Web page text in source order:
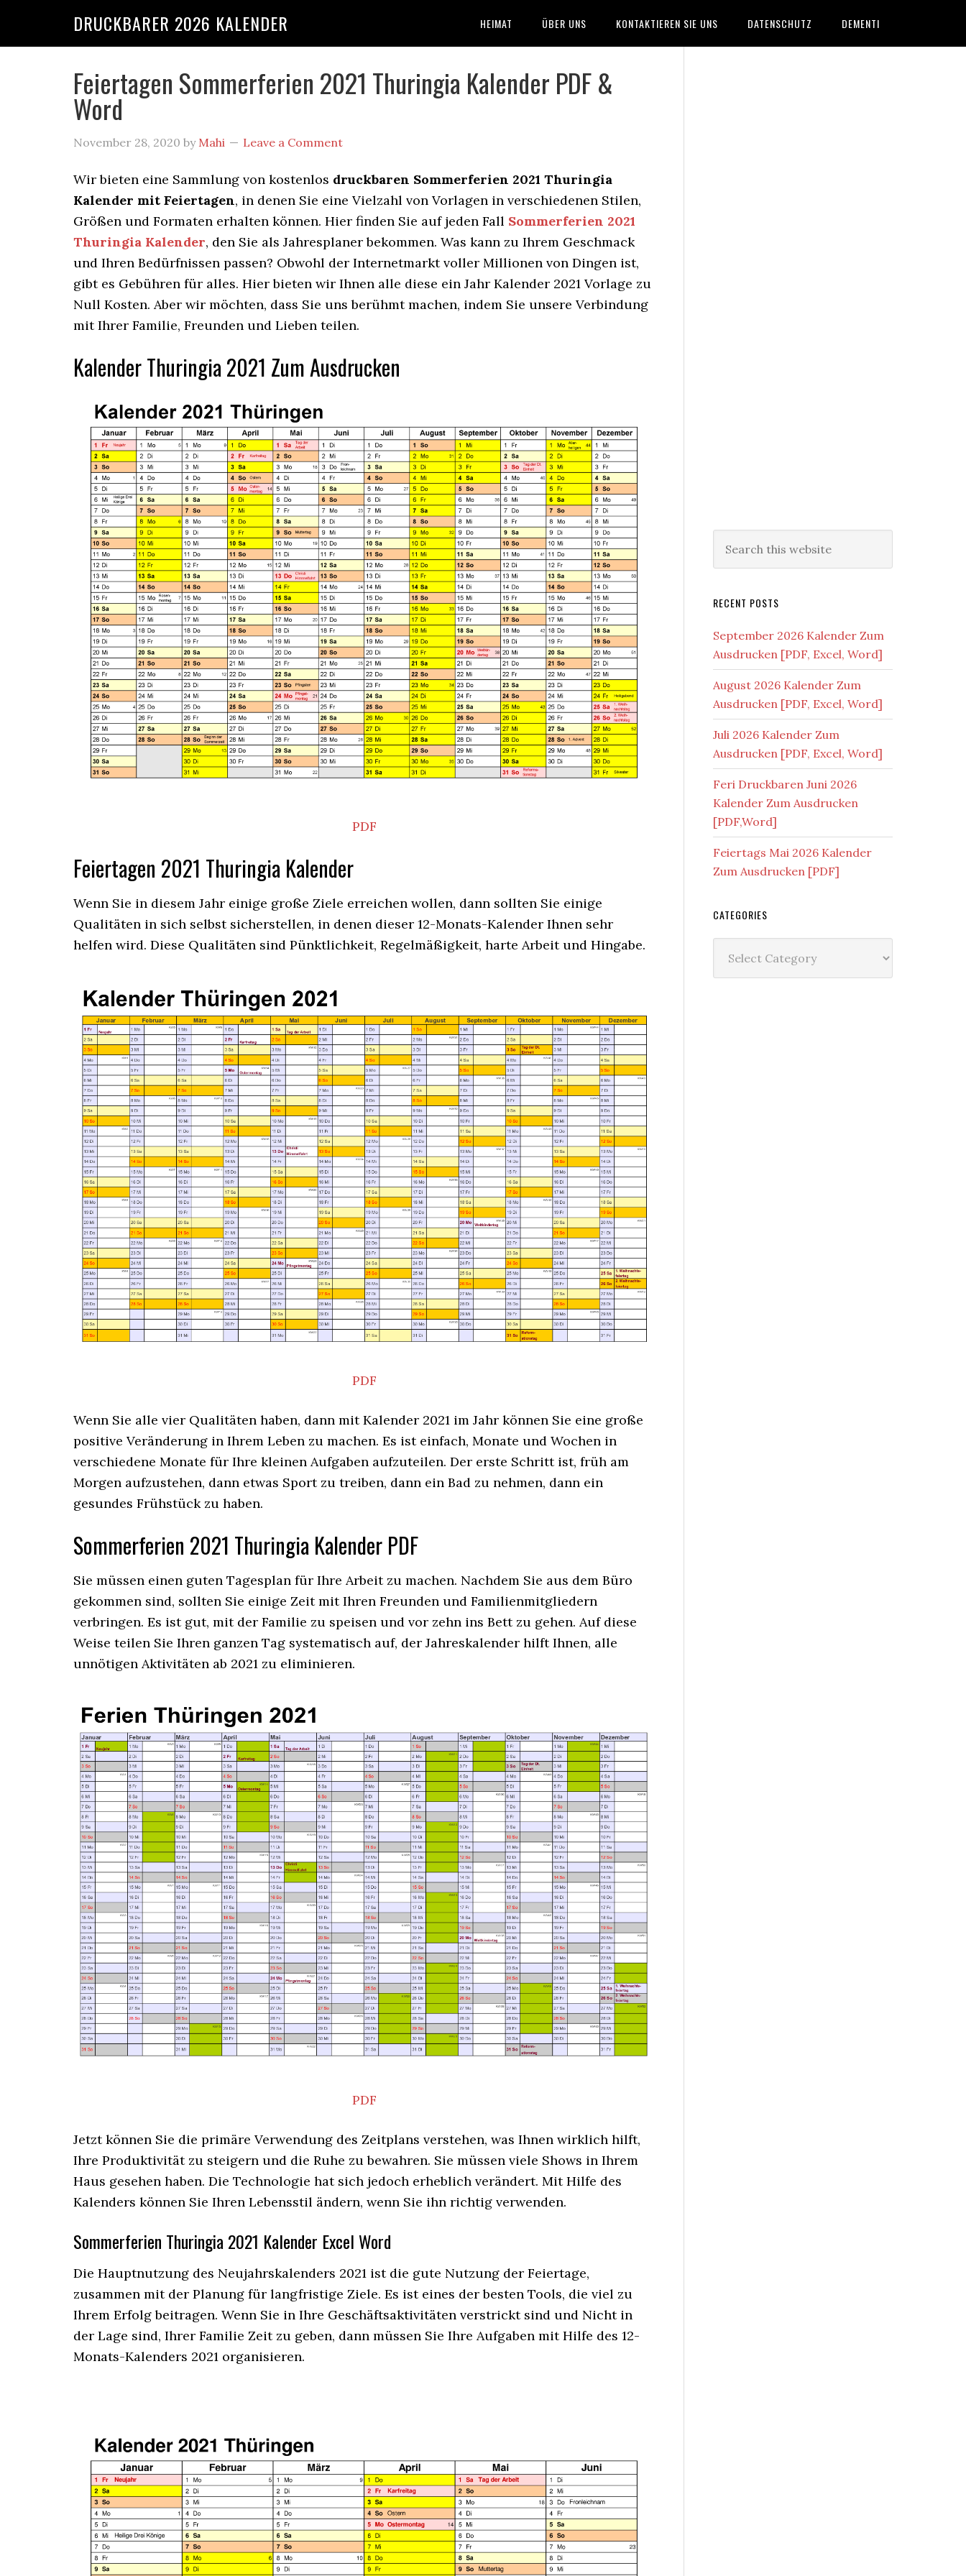
DRUCKBARER 2026 KALENDER HEIMAT ÜBER UNS KONTAKTIEREN SIE UNS DATENSCHUTZ DEMENTI
Feiertagen Sommerferien 2021 Thuringia Kalender PDF &
Word
November 28, 2020 by Mahi Leave a Comment
Wir bieten eine Sammlung von kostenlos druckbaren Sommerferien 2021 Thuringia
Kalender mit Feiertagen, in denen Sie eine Vielzahl von Vorlagen in verschiedenen Stilen,
Größen und Formaten erhalten können. Hier finden Sie auf jeden Fall Sommerferien 2021
Thuringia Kalender, den Sie als Jahresplaner bekommen. Was kann zu Ihrem Geschmack
und Ihren Bedürfnissen passen? Obwohl der Internetmarkt voller Millionen von Dingen ist,
gibt es Gebühren für alles. Hier bieten wir Ihnen alle diese ein Jahr Kalender 2021 Vorlage zu
Null Kosten. Aber wir möchten, dass Sie uns berühmt machen, indem Sie unsere Verbindung
mit Ihrer Familie, Freunden und Lieben teilen.
Kalender Thuringia 2021 Zum Ausdrucken
PDF
Feiertagen 2021 Thuringia Kalender
Wenn Sie in diesem Jahr einige große Ziele erreichen wollen, dann sollten Sie einige
Qualitäten in sich selbst sicherstellen, in denen dieser 12-Monats-Kalender Ihnen sehr
helfen wird. Diese Qualitäten sind Pünktlichkeit, Regelmäßigkeit, harte Arbeit und Hingabe.
PDF
Wenn Sie alle vier Qualitäten haben, dann mit Kalender 2021 im Jahr können Sie eine große
positive Veränderung in Ihrem Leben zu machen. Es ist einfach, Monate und Wochen in
verschiedene Monate für Ihre kleinen Aufgaben aufzuteilen. Der erste Schritt ist, früh am
Morgen aufzustehen, dann etwas Sport zu treiben, dann ein Bad zu nehmen, dann ein
gesundes Frühstück zu haben.
Sommerferien 2021 Thuringia Kalender PDF
Sie müssen einen guten Tagesplan für Ihre Arbeit zu machen. Nachdem Sie aus dem Büro
gekommen sind, sollten Sie einige Zeit mit Ihren Freunden und Familienmitgliedern
verbringen. Es ist gut, mit der Familie zu speisen und vor zehn ins Bett zu gehen. Auf diese
Weise teilen Sie Ihren ganzen Tag systematisch auf, der Jahreskalender hilft Ihnen, alle
unnötigen Aktivitäten ab 2021 zu eliminieren.
PDF
Jetzt können Sie die primäre Verwendung des Zeitplans verstehen, was Ihnen wirklich hilft,
Ihre Produktivität zu steigern und die Ruhe zu bewahren. Sie müssen viele Shows in Ihrem
Haus gesehen haben. Die Technologie hat sich jedoch erheblich verändert. Mit Hilfe des
Kalenders können Sie Ihren Lebensstil ändern, wenn Sie ihn richtig verwenden.
Sommerferien Thuringia 2021 Kalender Excel Word
Die Hauptnutzung des Neujahrskalenders 2021 ist die gute Nutzung der Feiertage,
zusammen mit der Planung für langfristige Ziele. Es ist eines der besten Tools, die viel zu
Ihrem Erfolg beitragen. Wenn Sie in Ihre Geschäftsaktivitäten verstrickt sind und Nicht in
der Lage sind, Ihrer Familie Zeit zu geben, dann müssen Sie Ihre Aufgaben mit Hilfe des 12-
Monats-Kalenders 2021 organisieren.
RECENT POSTS
September 2026 Kalender Zum
Ausdrucken [PDF, Excel, Word]
August 2026 Kalender Zum
Ausdrucken [PDF, Excel, Word]
Juli 2026 Kalender Zum
Ausdrucken [PDF, Excel, Word]
Feri Druckbaren Juni 2026
Kalender Zum Ausdrucken
[PDF,Word]
Feiertags Mai 2026 Kalender
Zum Ausdrucken [PDF]
CATEGORIES